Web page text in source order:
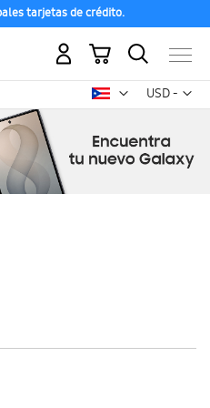
tarjetas de crédito.
USD -
dólar
Mi carrito